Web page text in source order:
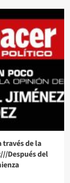
través de la
Después del